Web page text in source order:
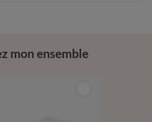
mon ensemble